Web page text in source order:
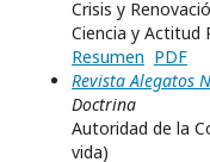
Crisis y
Ciencia y Actitud
Resumen PDF
Revista Alegatos
Doctrina
Autoridad de la
vida)